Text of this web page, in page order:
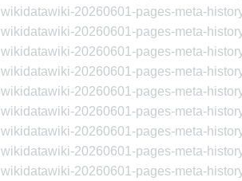
wikidatawiki-20260601-pages-meta-
wikidatawiki-20260601-pages-meta-
wikidatawiki-20260601-pages-meta-
wikidatawiki-20260601-pages-meta-
wikidatawiki-20260601-pages-meta-
wikidatawiki-20260601-pages-meta-
wikidatawiki-20260601-pages-meta-
wikidatawiki-20260601-pages-meta-
wikidatawiki-20260601-pages-meta-